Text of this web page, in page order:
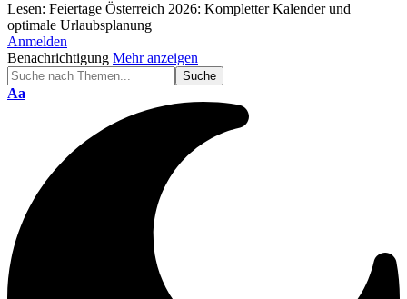
Lesen: Feiertage Österreich 2026: Kompletter Kalender und
optimale Urlaubsplanung
Anmelden
Benachrichtigung Mehr anzeigen
Schriftgröße
Aa